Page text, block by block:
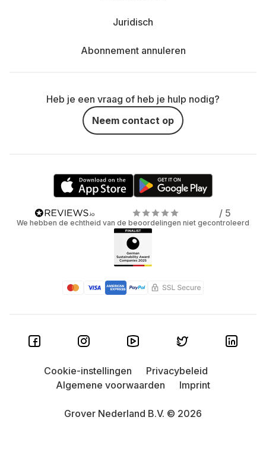
Juridisch
Abonnement annuleren
Heb je een vraag of heb je hulp nodig?
Neem contact op
/ 5
We hebben de echtheid van de beoordelingen niet gecontroleerd
Grover Nederland B.V. © 2026
Cookie-instellingen
Privacybeleid
Algemene voorwaarden
Imprint